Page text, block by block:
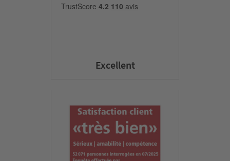
Excellent